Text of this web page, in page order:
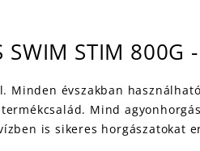
STIM 800G
Minden évszakban
Mind
is sikeres horgászatokat